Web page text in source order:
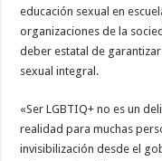
educación sexual en
organizaciones de la
deber estatal de
sexual integral.
«Ser LGBTIQ+ no es un
realidad para muchas
invisibilización desde el